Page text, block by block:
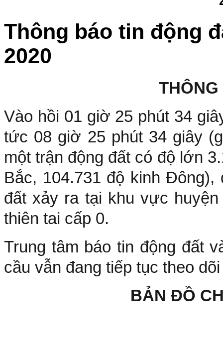
Thông báo tin động
2020
Vào hồi 01 giờ 25 phút 34
tức 08 giờ 25 phút 34 giây
một trận động đất có độ lớn
Bắc, 104.731 độ kinh
đất xảy ra tại khu vực
thiên tai cấp 0.
Trung tâm báo tin động đất
cầu vẫn đang tiếp tục theo
BẢN ĐỒ